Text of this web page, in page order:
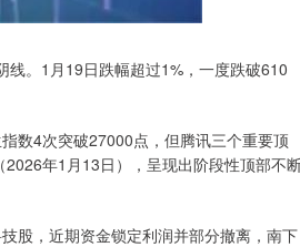
。1月19日跌幅超过1%，一度跌破610
数4次突破27000点，但腾讯三个重要顶
年1月13日），呈现出阶段性顶部不
股，近期资金锁定利润并部分撤离，南下
4651.31 -6.85